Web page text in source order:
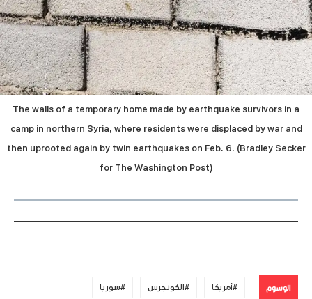
The walls of a temporary home made by earthquake survivors in a
camp in northern Syria, where residents were displaced by war and
then uprooted again by twin earthquakes on Feb. 6. (Bradley Secker
for The Washington Post)
الوسوم أمريكا الكونجرس سوريا